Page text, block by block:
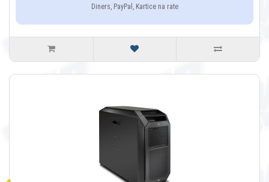
Diners, PayPal, Kartice na rate